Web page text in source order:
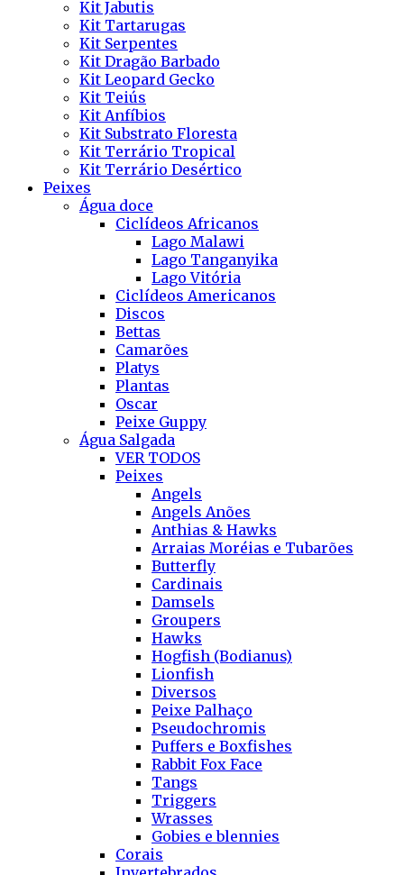
Kit Jabutis
Kit Tartarugas
Kit Serpentes
Kit Dragão Barbado
Kit Leopard Gecko
Kit Teiús
Kit Anfíbios
Kit Substrato Floresta
Kit Terrário Tropical
Kit Terrário Desértico
Peixes
Água doce
Ciclídeos Africanos
Lago Malawi
Lago Tanganyika
Lago Vitória
Ciclídeos Americanos
Discos
Bettas
Camarões
Platys
Plantas
Oscar
Peixe Guppy
Água Salgada
VER TODOS
Peixes
Angels
Angels Anões
Anthias & Hawks
Arraias Moréias e Tubarões
Butterfly
Cardinais
Damsels
Groupers
Hawks
Hogfish (Bodianus)
Lionfish
Diversos
Peixe Palhaço
Pseudochromis
Puffers e Boxfishes
Rabbit Fox Face
Tangs
Triggers
Wrasses
Gobies e blennies
Corais